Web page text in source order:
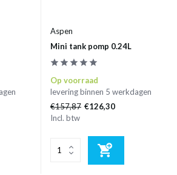
Aspen
Mini tank pomp 0.24L
Op voorraad
levering binnen 5 werkdagen
€157,87 €126,30
Incl. btw